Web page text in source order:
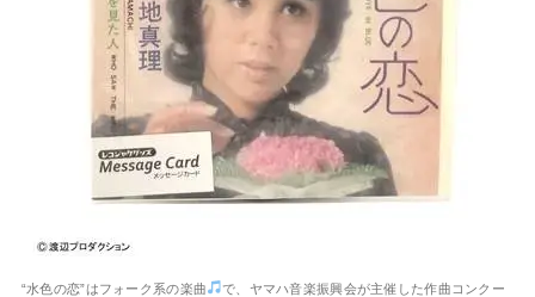
“水色の恋”はフォーク系の楽曲
で、ヤマハ音楽振興会が主催した作曲コンクー